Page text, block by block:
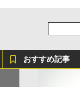
おすすめ記事